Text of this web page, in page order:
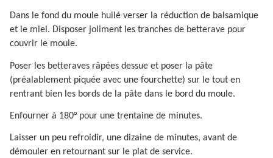
Dans le fond du moule huilé verser la réduction de balsamique
et le miel. Disposer joliment les tranches de betterave pour
couvrir le moule.
Poser les betteraves râpées dessue et poser la pâte
(préalablement piquée avec une fourchette) sur le tout en
rentrant bien les bords de la pâte dans le bord du moule.
Enfourner à 180° pour une trentaine de minutes.
Laisser un peu refroidir, une dizaine de minutes, avant de
démouler en retournant sur le plat de service.